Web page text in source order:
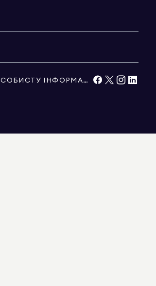
НЕ ПРОДАВАТИ ТА НЕ ПЕРЕДАВАТИ МОЮ ОСОБИСТУ ІНФОРМАЦІЮ